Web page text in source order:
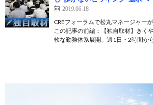
2019.06.18
CREフォーラムで松丸マネージャー
この記事の前編：【独自取材】きく
軟な勤務体系展開、週1日・2時間か